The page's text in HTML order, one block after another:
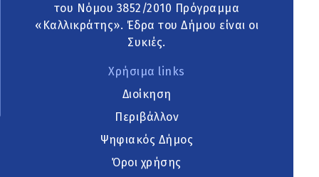
του Νόμου 3852/2010 Πρόγραμμα
«Καλλικράτης». Έδρα του Δήμου είναι οι
Συκιές.
Χρήσιμα links
Διοίκηση
Περιβάλλον
Ψηφιακός Δήμος
Όροι χρήσης